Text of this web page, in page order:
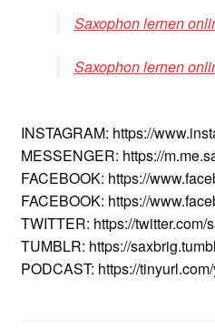
Saxophon lernen
Saxophon lernen
INSTAGRAM: https://
MESSENGER: https://
FACEBOOK: https://
FACEBOOK: https://
TWITTER: https://twitter.com/
TUMBLR: https://
PODCAST: https://